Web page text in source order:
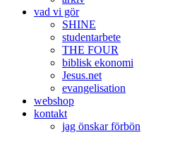
vad vi gör
SHINE
studentarbete
THE FOUR
biblisk ekonomi
Jesus.net
evangelisation
webshop
kontakt
jag önskar förbön